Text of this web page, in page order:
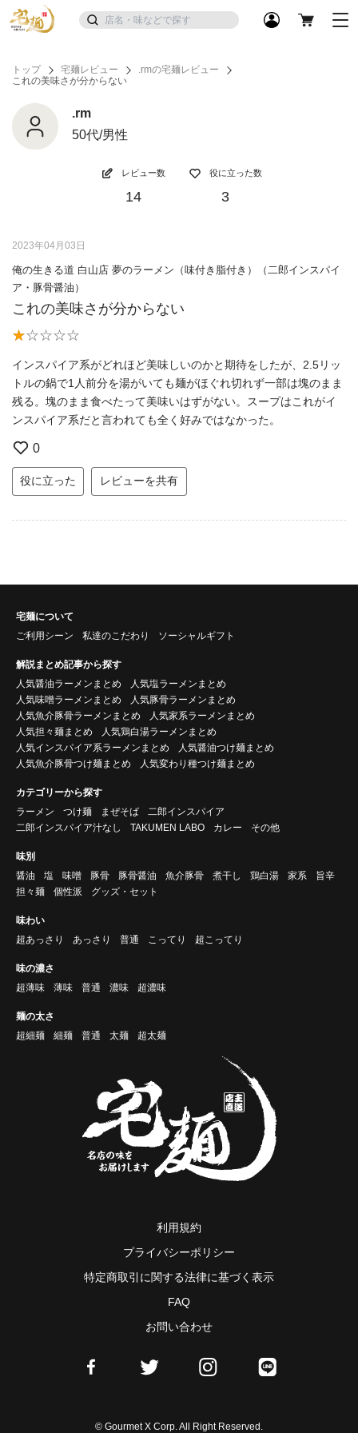
トップ 宅麺レビュー
.rmの宅麺レビュー
これの美味さが分からない
.rm
50代/男性
レビュー数
14
役に立った数
3
2023年04月03日
俺の生きる道 白山店 夢のラーメン（味付き脂付き）（二郎インスパイ
ア・豚骨醤油）
これの美味さが分からない
インスパイア系がどれほど美味しいのかと期待をしたが、2.5リッ
トルの鍋で1人前分を湯がいても麺がほぐれ切れず一部は塊のまま
残る。塊のまま食べたって美味いはずがない。スープはこれがイ
ンスパイア系だと言われても全く好みではなかった。
0
役に立った レビューを共有
宅麺について
ご利用シーン
私達のこだわり ソーシャルギフト
解説まとめ記事から探す
人気醤油ラーメンまとめ
人気塩ラーメンまとめ
人気味噌ラーメンまとめ
人気豚骨ラーメンまとめ
人気魚介豚骨ラーメンまとめ
人気家系ラーメンまとめ
人気担々麺まとめ
人気鶏白湯ラーメンまとめ
人気インスパイア系ラーメンまとめ
人気醤油つけ麺まとめ
人気魚介豚骨つけ麺まとめ
人気変わり種つけ麺まとめ
カテゴリーから探す
ラーメン
つけ麺 まぜそば
二郎インスパイア
二郎インスパイア汁なし
TAKUMEN LABO カレー その他
味別
醤油
塩 味噌 豚骨 豚骨醤油 魚介豚骨 煮干し 鶏白湯 家系
旨辛
担々麺
個性派 グッズ・セット
味わい
超あっさり
あっさり 普通 こってり 超こってり
味の濃さ
超薄味
薄味 普通 濃味 超濃味
麺の太さ
超細麺
細麺 普通 太麺 超太麺
利用規約
プライバシーポリシー
特定商取引に関する法律に基づく表示
FAQ
お問い合わせ
© Gourmet X Corp. All Right Reserved.